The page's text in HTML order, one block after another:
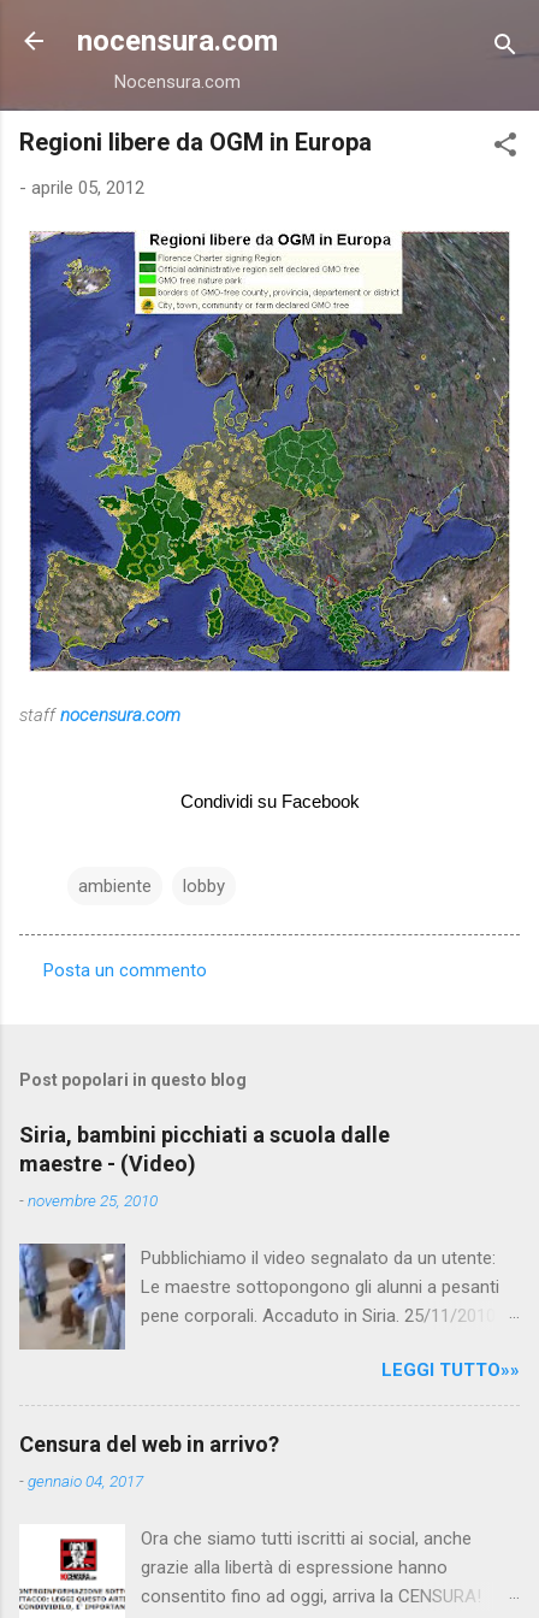
Passa ai contenuti principali
nocensura.com
Nocensura.com
Regioni libere da OGM in Europa
- aprile 05, 2012
staffnocensura.com
Condividi su Facebook
ambiente lobby
e
n
t
Posta un commento
Post popolari in questo blog
Siria, bambini picchiati a scuola dalle
maestre - (Video)
-novembre 25, 2010
Pubblichiamo il video segnalato da un utente:
Le maestre sottopongono gli alunni a pesanti
pene corporali. Accaduto in Siria. 25/11/2010
Canale 5 "Forum" si è interessato al caso,
interpellando prontamente l'ambasciata siriana,
per fare luce sulla vicenda: è emerso che il
scuola. LEGGI IL SERVIZIO . staff
nocensura.com Condividi su Facebook
LEGGI TUTTO»»
Censura del web in arrivo?
-gennaio 04, 2017
Ora che siamo tutti iscritti ai social, anche
grazie alla libertà di espressione hanno
consentito fino ad oggi, arriva la CENSURA!